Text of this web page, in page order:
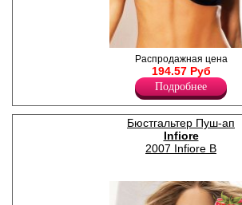
Бюстгальтер с формованной
чашкой пуш-ап, с литыми
регулируемыми бретелями,
с гладкими чашками.Чашка
бюстгалтера указана в конце
артикула.
Лайкра 16%
Полиэстер 84%
Распродажная цена
194.57 Руб
Подробнее
Бюстгальтер Пуш-ап
Infiore
2007 Infiore B